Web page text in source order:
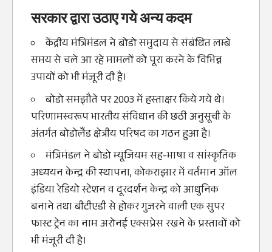
सरकार द्वारा उठाए गये अन्य कदम
केंद्रीय मंत्रिमंडल ने बोडो समुदाय से संबंधित लम्बे
समय से चले आ रहे मामलों को पूरा करने के विभिन्न
उपायों को भी मंजूरी दी है।
बोडो समझौते पर 2003 में हस्ताक्षर किये गये थे।
परिणामस्वरूप भारतीय संविधान की छठी अनुसूची के
अंतर्गत बोडोलैंड क्षेत्रीय परिषद का गठन हुआ है।
मंत्रिमंडल ने बोडो म्यूजियम सह-भाषा व सांस्कृतिक
अध्ययन केन्द्र की स्थापना, कोकराझार में वर्तमान ऑल
इंडिया रेडियो स्टेशन व दूरदर्शन केन्द्र को आधुनिक
बनाने तथा बीटीएडी से होकर गुजरने वाली एक सुपर
फास्ट ट्रेन का नाम अरोनई एक्सप्रेस रखने के प्रस्तावों को
भी मंजूरी दी है।